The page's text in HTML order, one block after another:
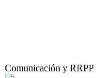
Comunicación y RRPP